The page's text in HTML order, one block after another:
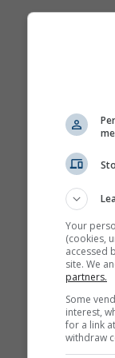
Your
(cookies,
accessed
site. We
partners.
Some
interest,
for a link
withdraw